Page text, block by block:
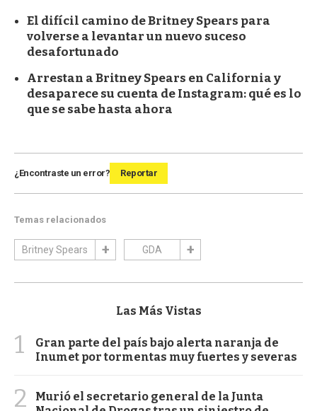
El difícil camino de Britney Spears para
volverse a levantar un nuevo suceso
desafortunado
Arrestan a Britney Spears en California y
desaparece su cuenta de Instagram: qué es lo
que se sabe hasta ahora
¿Encontraste un error? Reportar
Temas relacionados
Britney Spears GDA
Las Más Vistas
1
Gran parte del país bajo alerta naranja de
Inumet por tormentas muy fuertes y severas
2
Murió el secretario general de la Junta